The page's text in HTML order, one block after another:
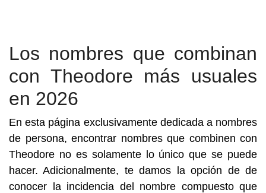
Los nombres que combinan
con Theodore más usuales
en 2026
En esta página exclusivamente dedicada a nombres
de persona, encontrar nombres que combinen con
Theodore no es solamente lo único que se puede
hacer. Adicionalmente, te damos la opción de de
conocer la incidencia del nombre compuesto que